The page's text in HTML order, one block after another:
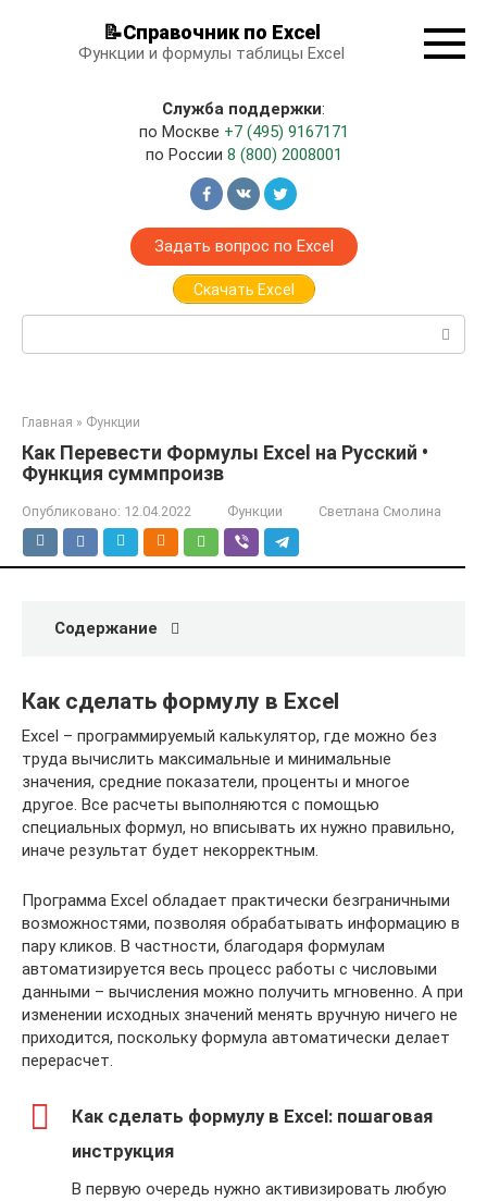
📝Справочник по Excel
Функции и формулы таблицы Excel
Служба поддержки:
по Москве +7 (495) 9167171
по России 8 (800) 2008001
Задать вопрос по Excel
Скачать Excel
Поиск:
Главная » Функции
Как Перевести Формулы Excel на Русский •
Функция суммпроизв
Опубликовано: 12.04.2022 Функции Светлана Смолина
Содержание
Как сделать формулу в Excel
Excel – программируемый калькулятор, где можно без
труда вычислить максимальные и минимальные
значения, средние показатели, проценты и многое
другое. Все расчеты выполняются с помощью
специальных формул, но вписывать их нужно правильно,
иначе результат будет некорректным.
Программа Excel обладает практически безграничными
возможностями, позволяя обрабатывать информацию в
пару кликов. В частности, благодаря формулам
автоматизируется весь процесс работы с числовыми
данными – вычисления можно получить мгновенно. А при
изменении исходных значений менять вручную ничего не
приходится, поскольку формула автоматически делает
перерасчет.
Как сделать формулу в Excel: пошаговая
инструкция
В первую очередь нужно активизировать любую